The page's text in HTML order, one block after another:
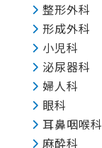
整形外科
形成外科
小児科
泌尿器科
婦人科
眼科
耳鼻咽喉科
麻酔科